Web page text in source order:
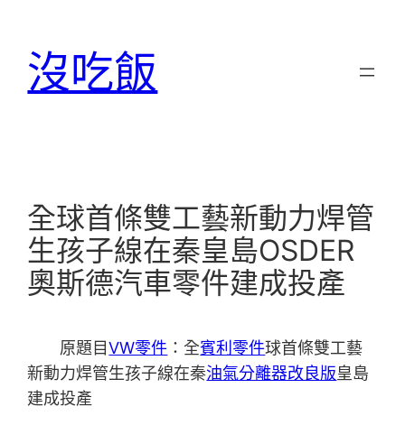
沒吃飯
全球首條雙工藝新動力焊管
生孩子線在秦皇島OSDER
奧斯德汽車零件建成投產
原題目VW零件 ：全賓利零件球首條雙工藝
新動力焊管生孩子線在秦油氣分離器改良版皇島
建成投產